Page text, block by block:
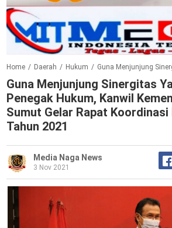
Home / Daerah / Hukum / Guna Menjunjung Sinergitas Yang Baik Antar Penegak Hukum,
Guna Menjunjung Sinergitas
Penegak Hukum, Kanwil
Sumut Gelar Rapat
Tahun 2021
Media Naga News
3 Nov 2021